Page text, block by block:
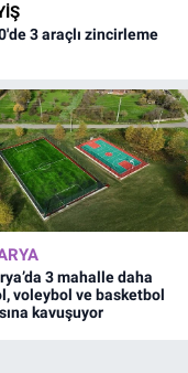
3 araçlı zincirleme
3 mahalle daha
voleybol ve basketbol
kavuşuyor